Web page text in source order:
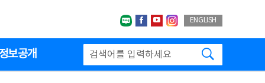
네이버블로그
페이스북
유투브인스타그랩
ENGLISH
보공개